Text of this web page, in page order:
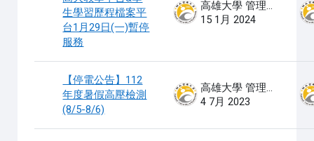
生學習歷程檔案平
台1月29日(一)暫停
服務
高雄大學 管理員
15 1月 2024
【停電公告】112
年度暑假高壓檢測
(8/5-8/6)
高雄大學 管理員
4 7月 2023